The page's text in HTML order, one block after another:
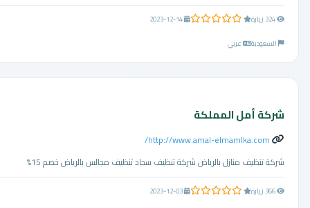
0.0 من 5 نجوم
2023-12-14
السعودية
عربي
شركة أمل المملكة
http://www.amal-elmamlka.com/
شركة تنظيف منازل بالرياض شركة تنظيف سجاد تنظيف مجالس بالرياض خصم 15%
0.0 من 5 نجوم
2023-12-03